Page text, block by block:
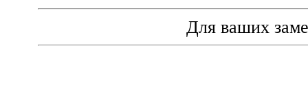
Для ваших